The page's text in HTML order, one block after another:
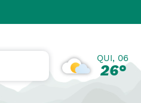
QUI, 06
26°